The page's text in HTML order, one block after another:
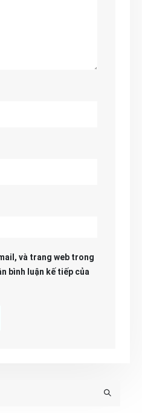
và trang web trong
bình luận kế tiếp của